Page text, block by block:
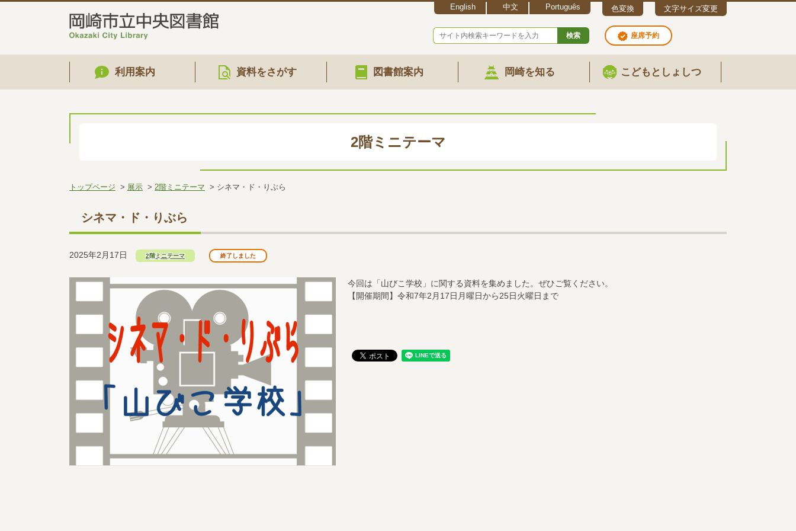
English 中文 Português 色変換 文字サイズ変更
検索 座席予約
利用案内 資料をさがす 図書館案内 岡崎を知る こどもとしょしつ
2階ミニテーマ
トップページ 展示 2階ミニテーマ シネマ・ド・りぶら
シネマ・ド・りぶら
2025年2月17日 2階ミニテーマ 終了しました
今回は「山びこ学校」に関する資料を集めました。ぜひご覧ください。
【開催期間】令和7年2月17日月曜日から25日火曜日まで